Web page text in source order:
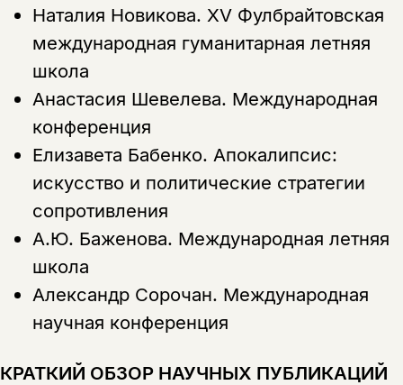
Наталия Новикова. XV Фулбрайтовская
международная гуманитарная летняя
школа
Анастасия Шевелева. Международная
конференция
Елизавета Бабенко. Апокалипсис:
искусство и политические стратегии
сопротивления
А.Ю. Баженова. Международная летняя
школа
Александр Сорочан. Международная
научная конференция
КРАТКИЙ ОБЗОР НАУЧНЫХ ПУБЛИКАЦИЙ